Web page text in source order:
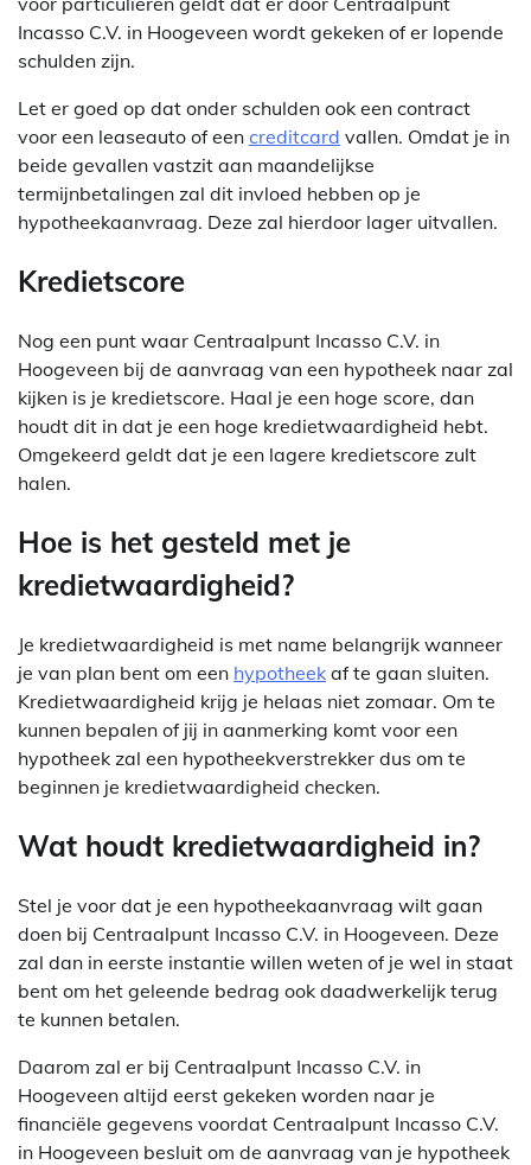
Incasso C.V. in Hoogeveen wordt gekeken of er lopende
schulden zijn.
Let er goed op dat onder schulden ook een contract
voor een leaseauto of een creditcard vallen. Omdat je in
beide gevallen vastzit aan maandelijkse
termijnbetalingen zal dit invloed hebben op je
hypotheekaanvraag. Deze zal hierdoor lager uitvallen.
Kredietscore
Nog een punt waar Centraalpunt Incasso C.V. in
Hoogeveen bij de aanvraag van een hypotheek naar zal
kijken is je kredietscore. Haal je een hoge score, dan
houdt dit in dat je een hoge kredietwaardigheid hebt.
Omgekeerd geldt dat je een lagere kredietscore zult
halen.
Hoe is het gesteld met je
kredietwaardigheid?
Je kredietwaardigheid is met name belangrijk wanneer
je van plan bent om een hypotheek af te gaan sluiten.
Kredietwaardigheid krijg je helaas niet zomaar. Om te
kunnen bepalen of jij in aanmerking komt voor een
hypotheek zal een hypotheekverstrekker dus om te
beginnen je kredietwaardigheid checken.
Wat houdt kredietwaardigheid in?
Stel je voor dat je een hypotheekaanvraag wilt gaan
doen bij Centraalpunt Incasso C.V. in Hoogeveen. Deze
zal dan in eerste instantie willen weten of je wel in staat
bent om het geleende bedrag ook daadwerkelijk terug
te kunnen betalen.
Daarom zal er bij Centraalpunt Incasso C.V. in
Hoogeveen altijd eerst gekeken worden naar je
financiële gegevens voordat Centraalpunt Incasso C.V.
in Hoogeveen besluit om de aanvraag van je hypotheek